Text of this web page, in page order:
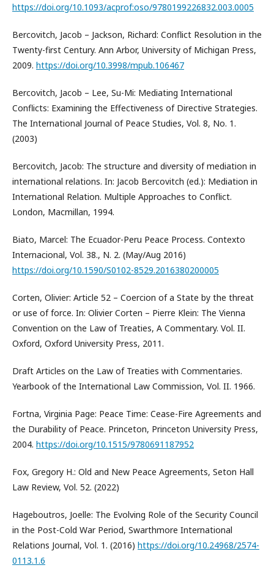
https://doi.org/10.1093/acprof:oso/9780199226832.003.0005
Bercovitch, Jacob – Jackson, Richard: Conflict Resolution in the
Twenty-first Century. Ann Arbor, University of Michigan Press,
2009. https://doi.org/10.3998/mpub.106467
Bercovitch, Jacob – Lee, Su-Mi: Mediating International
Conflicts: Examining the Effectiveness of Directive Strategies.
The International Journal of Peace Studies, Vol. 8, No. 1.
(2003)
Bercovitch, Jacob: The structure and diversity of mediation in
international relations. In: Jacob Bercovitch (ed.): Mediation in
International Relation. Multiple Approaches to Conflict.
London, Macmillan, 1994.
Biato, Marcel: The Ecuador-Peru Peace Process. Contexto
Internacional, Vol. 38., N. 2. (May/Aug 2016)
https://doi.org/10.1590/S0102-8529.2016380200005
Corten, Olivier: Article 52 – Coercion of a State by the threat
or use of force. In: Olivier Corten – Pierre Klein: The Vienna
Convention on the Law of Treaties, A Commentary. Vol. II.
Oxford, Oxford University Press, 2011.
Draft Articles on the Law of Treaties with Commentaries.
Yearbook of the International Law Commission, Vol. II. 1966.
Fortna, Virginia Page: Peace Time: Cease-Fire Agreements and
the Durability of Peace. Princeton, Princeton University Press,
2004. https://doi.org/10.1515/9780691187952
Fox, Gregory H.: Old and New Peace Agreements, Seton Hall
Law Review, Vol. 52. (2022)
Hageboutros, Joelle: The Evolving Role of the Security Council
in the Post-Cold War Period, Swarthmore International
Relations Journal, Vol. 1. (2016) https://doi.org/10.24968/2574-
0113.1.6